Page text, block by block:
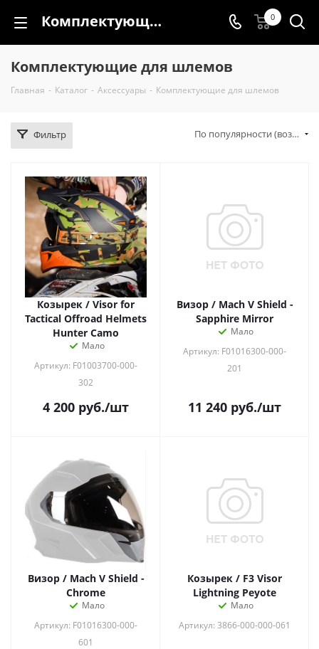
Комплектующие для шлемов 0
Комплектующие для шлемов
Главная - Каталог - Аксессуары - Комплектующие для шлемов
Фильтр По популярности (возрастание)
Козырек / Visor for
Tactical Offroad Helmets
Hunter Camo
Мало
Артикул: F01003700-000-
302
4 200 руб./шт
Визор / Mach V Shield -
Sapphire Mirror
Мало
Артикул: F01016300-000-
201
11 240 руб./шт
Визор / Mach V Shield -
Chrome
Мало
Артикул: F01016300-000-
601
Козырек / F3 Visor
Lightning Peyote
Мало
Артикул: 3866-000-000-061